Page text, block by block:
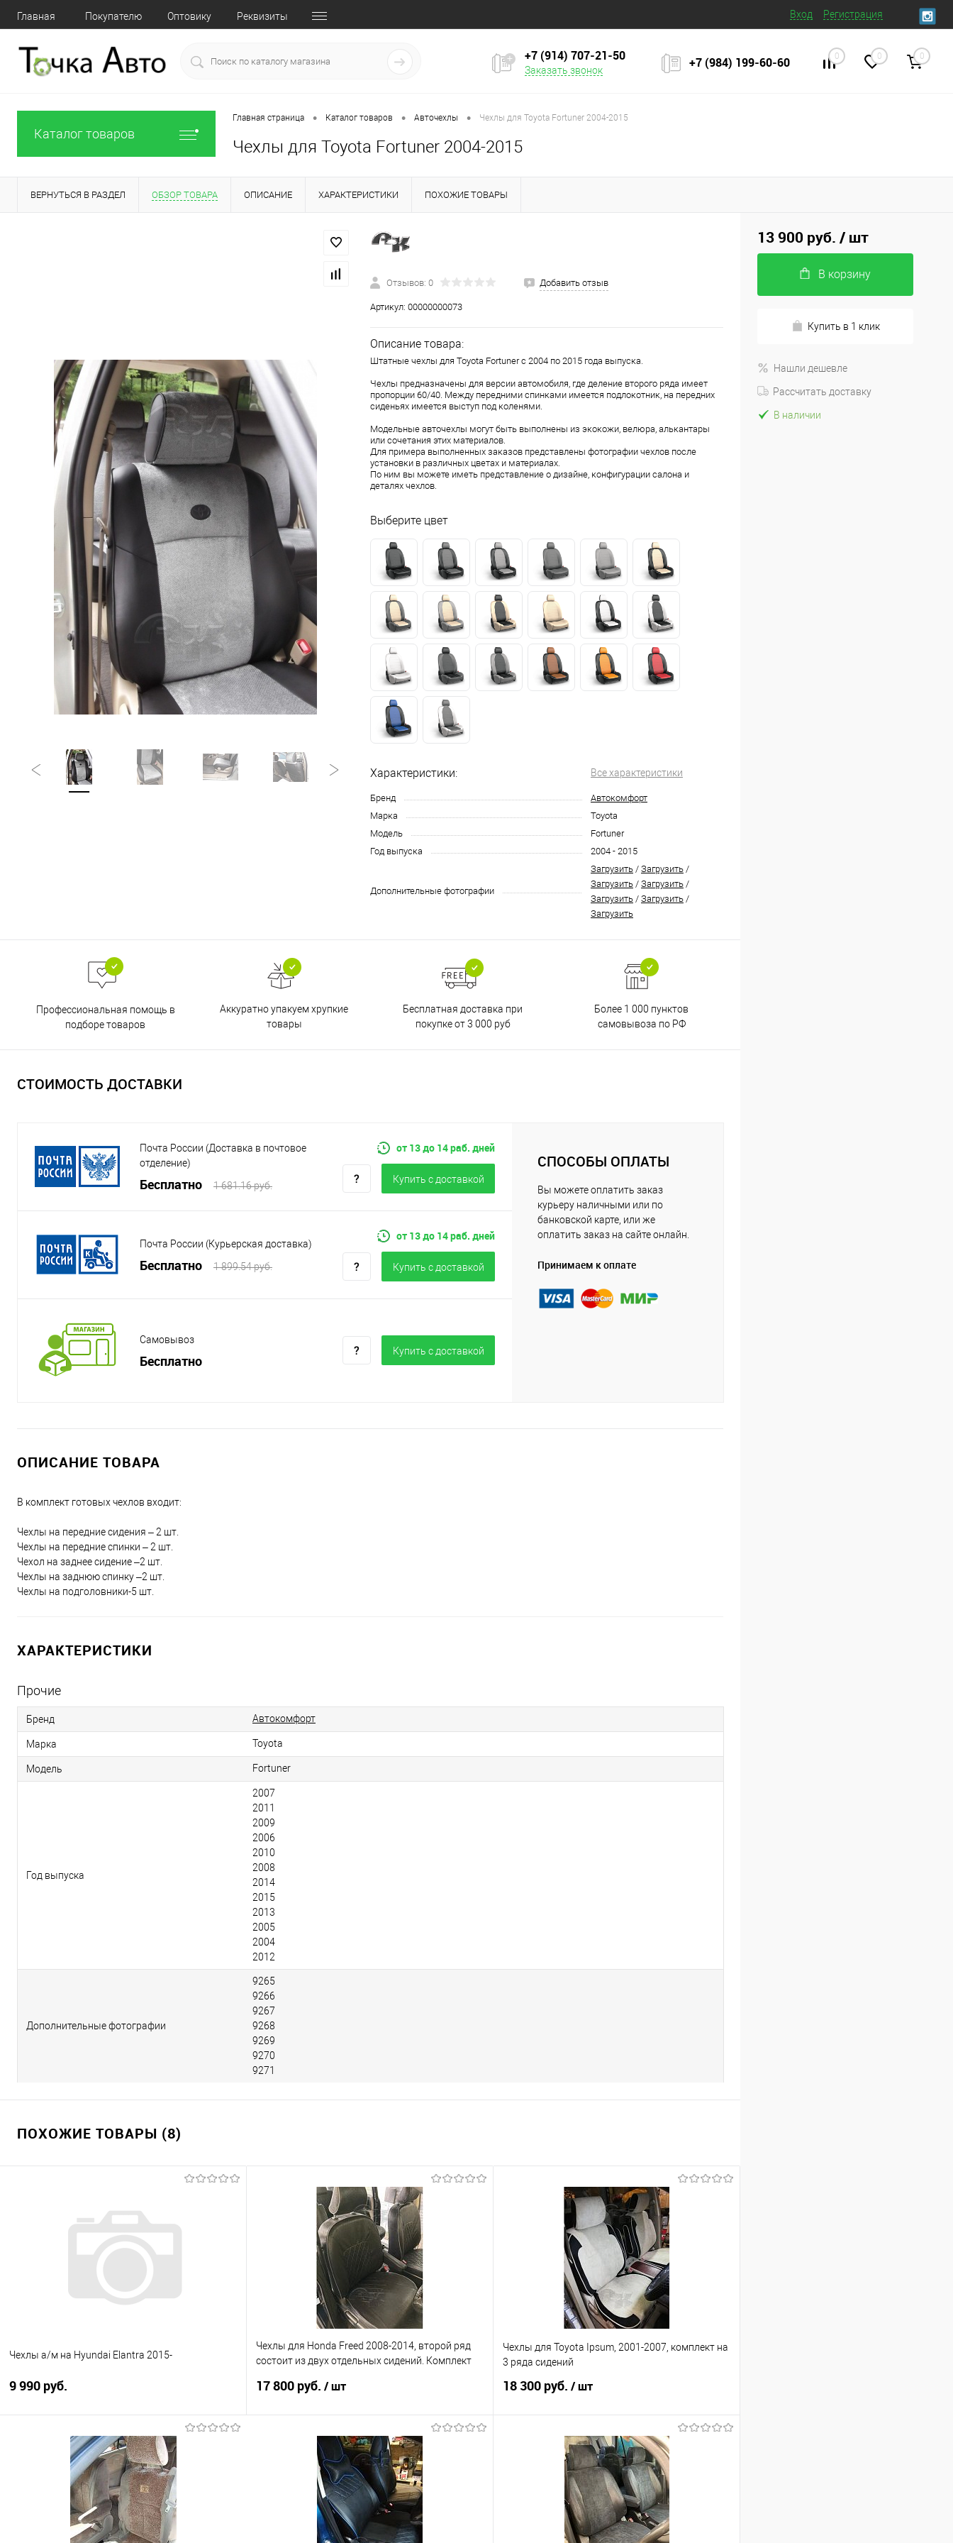
Главная Покупателю Оптовику Реквизиты Вход Регистрация
+7 (914) 707‒21‒50
Заказать звонок +7 (984) 199‒60‒60 0 0 0
Каталог товаров
Главная страница • Каталог товаров • Авточехлы • Чехлы для Toyota Fortuner 2004-2015
Чехлы для Toyota Fortuner 2004-2015
ВЕРНУТЬСЯ В РАЗДЕЛ ОБЗОР ТОВАРА ОПИСАНИЕ ХАРАКТЕРИСТИКИ ПОХОЖИЕ ТОВАРЫ
Отзывов: 0 Добавить отзыв
Артикул: 00000000073
Описание товара:
Штатные чехлы для Toyota Fortuner с 2004 по 2015 года выпуска.
Чехлы предназначены для версии автомобиля, где деление второго ряда имеет
пропорции 60/40. Между передними спинками имеется подлокотник, на передних
сиденьях имеется выступ под коленями.
Модельные авточехлы могут быть выполнены из экокожи, велюра, алькантары
или сочетания этих материалов.
Для примера выполненных заказов представлены фотографии чехлов после
установки в различных цветах и материалах.
По ним вы можете иметь представление о дизайне, конфигурации салона и
деталях чехлов.
Выберите цвет
Характеристики: Все характеристики
Бренд
Автокомфорт
Марка
Toyota
Модель
Fortuner
Год выпуска
2004 - 2015
Дополнительные фотографии
Загрузить / Загрузить /
Загрузить / Загрузить /
Загрузить / Загрузить /
Загрузить
Профессиональная помощь в
подборе товаров
Аккуратно упакуем хрупкие
товары
Бесплатная доставка при
покупке от 3 000 руб
Более 1 000 пунктов
самовывоза по РФ
СТОИМОСТЬ ДОСТАВКИ
Почта России (Доставка в почтовое
отделение)
Бесплатно 1 681.16 руб.
от 13 до 14 раб. дней
Купить c доставкой
Почта России (Курьерская доставка)
Бесплатно 1 899.54 руб.
от 13 до 14 раб. дней
Купить c доставкой
Самовывоз
Бесплатно
Купить c доставкой
СПОСОБЫ ОПЛАТЫ
Вы можете оплатить заказ
курьеру наличными или по
банковской карте, или же
оплатить заказ на сайте онлайн.
Принимаем к оплате
ОПИСАНИЕ ТОВАРА
В комплект готовых чехлов входит:
Чехлы на передние сидения – 2 шт.
Чехлы на передние спинки – 2 шт.
Чехол на заднее сидение –2 шт.
Чехлы на заднюю спинку –2 шт.
Чехлы на подголовники-5 шт.
ХАРАКТЕРИСТИКИ
Прочие
Бренд Автокомфорт
Марка Toyota
Модель Fortuner
Год выпуска
2007
2011
2009
2006
2010
2008
2014
2015
2013
2005
2004
2012
Дополнительные фотографии
9265
9266
9267
9268
9269
9270
9271
ПОХОЖИЕ ТОВАРЫ (8)
Чехлы а/м на Hyundai Elantra 2015-
9 990 руб.
В корзину
Купить в 1 клик
Сравнение
В избранное
Под заказ
Чехлы для Honda Freed 2008-2014, второй ряд
состоит из двух отдельных сидений. Комплект
17 800 руб. / шт
В корзину
Купить в 1 клик
Сравнение
В избранное
Под заказ
Чехлы для Toyota Ipsum, 2001-2007, комплект на
3 ряда сидений
18 300 руб. / шт
В корзину
Купить в 1 клик
Сравнение
В избранное
Под заказ
13 900 руб. / шт
В корзину
Купить в 1 клик
Нашли дешевле
Рассчитать доставку
В наличии